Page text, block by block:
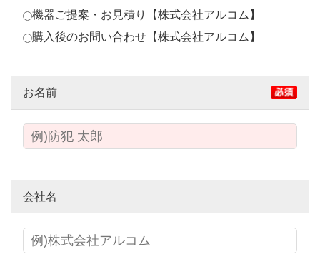
機器ご提案・お見積り【株式会社アルコム】
購入後のお問い合わせ【株式会社アルコム】
お名前
会社名